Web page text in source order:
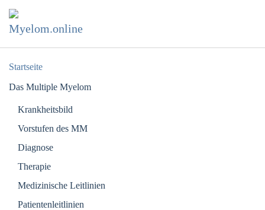
Zum Hauptinhalt springen
Startseite
Das Multiple Myelom
Krankheitsbild
Vorstufen des MM
Diagnose
Therapie
Medizinische Leitlinien
Patientenleitlinien